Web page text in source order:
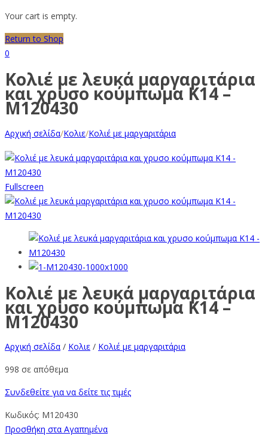
Your cart is empty.
Return to Shop
0
Κολιέ με λευκά μαργαριτάρια
και χρυσο κούμπωμα Κ14 –
M120430
Αρχική σελίδα/Κολιε/Κολιέ με μαργαριτάρια
Fullscreen
Κολιέ με λευκά μαργαριτάρια
και χρυσο κούμπωμα Κ14 –
M120430
Αρχική σελίδα / Κολιε / Κολιέ με μαργαριτάρια
998 σε απόθεμα
Συνδεθείτε για να δείτε τις τιμές
Κωδικός: M120430
Προσθήκη στα Αγαπημένα